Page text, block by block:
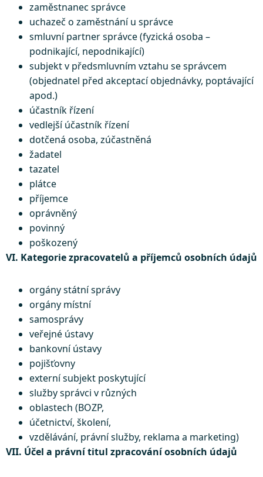
zaměstnanec správce
uchazeč o zaměstnání u správce
smluvní partner správce (fyzická osoba –
podnikající, nepodnikající)
subjekt v předsmluvním vztahu se správcem
(objednatel před akceptací objednávky, poptávající
apod.)
účastník řízení
vedlejší účastník řízení
dotčená osoba, zúčastněná
žadatel
tazatel
plátce
příjemce
oprávněný
povinný
poškozený
VI. Kategorie zpracovatelů a příjemců osobních údajů
orgány státní správy
orgány místní
samosprávy
veřejné ústavy
bankovní ústavy
pojišťovny
externí subjekt poskytující
služby správci v různých
oblastech (BOZP,
účetnictví, školení,
vzdělávání, právní služby, reklama a marketing)
VII. Účel a právní titul zpracování osobních údajů